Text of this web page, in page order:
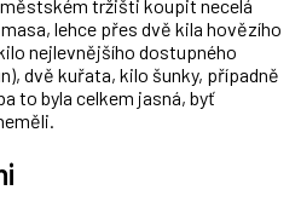
tržišti koupit necelá
lehce přes dvě kila hovězího
nejlevnějšího dostupného
dvě kuřata, kilo šunky, případně
to byla celkem jasná, byť